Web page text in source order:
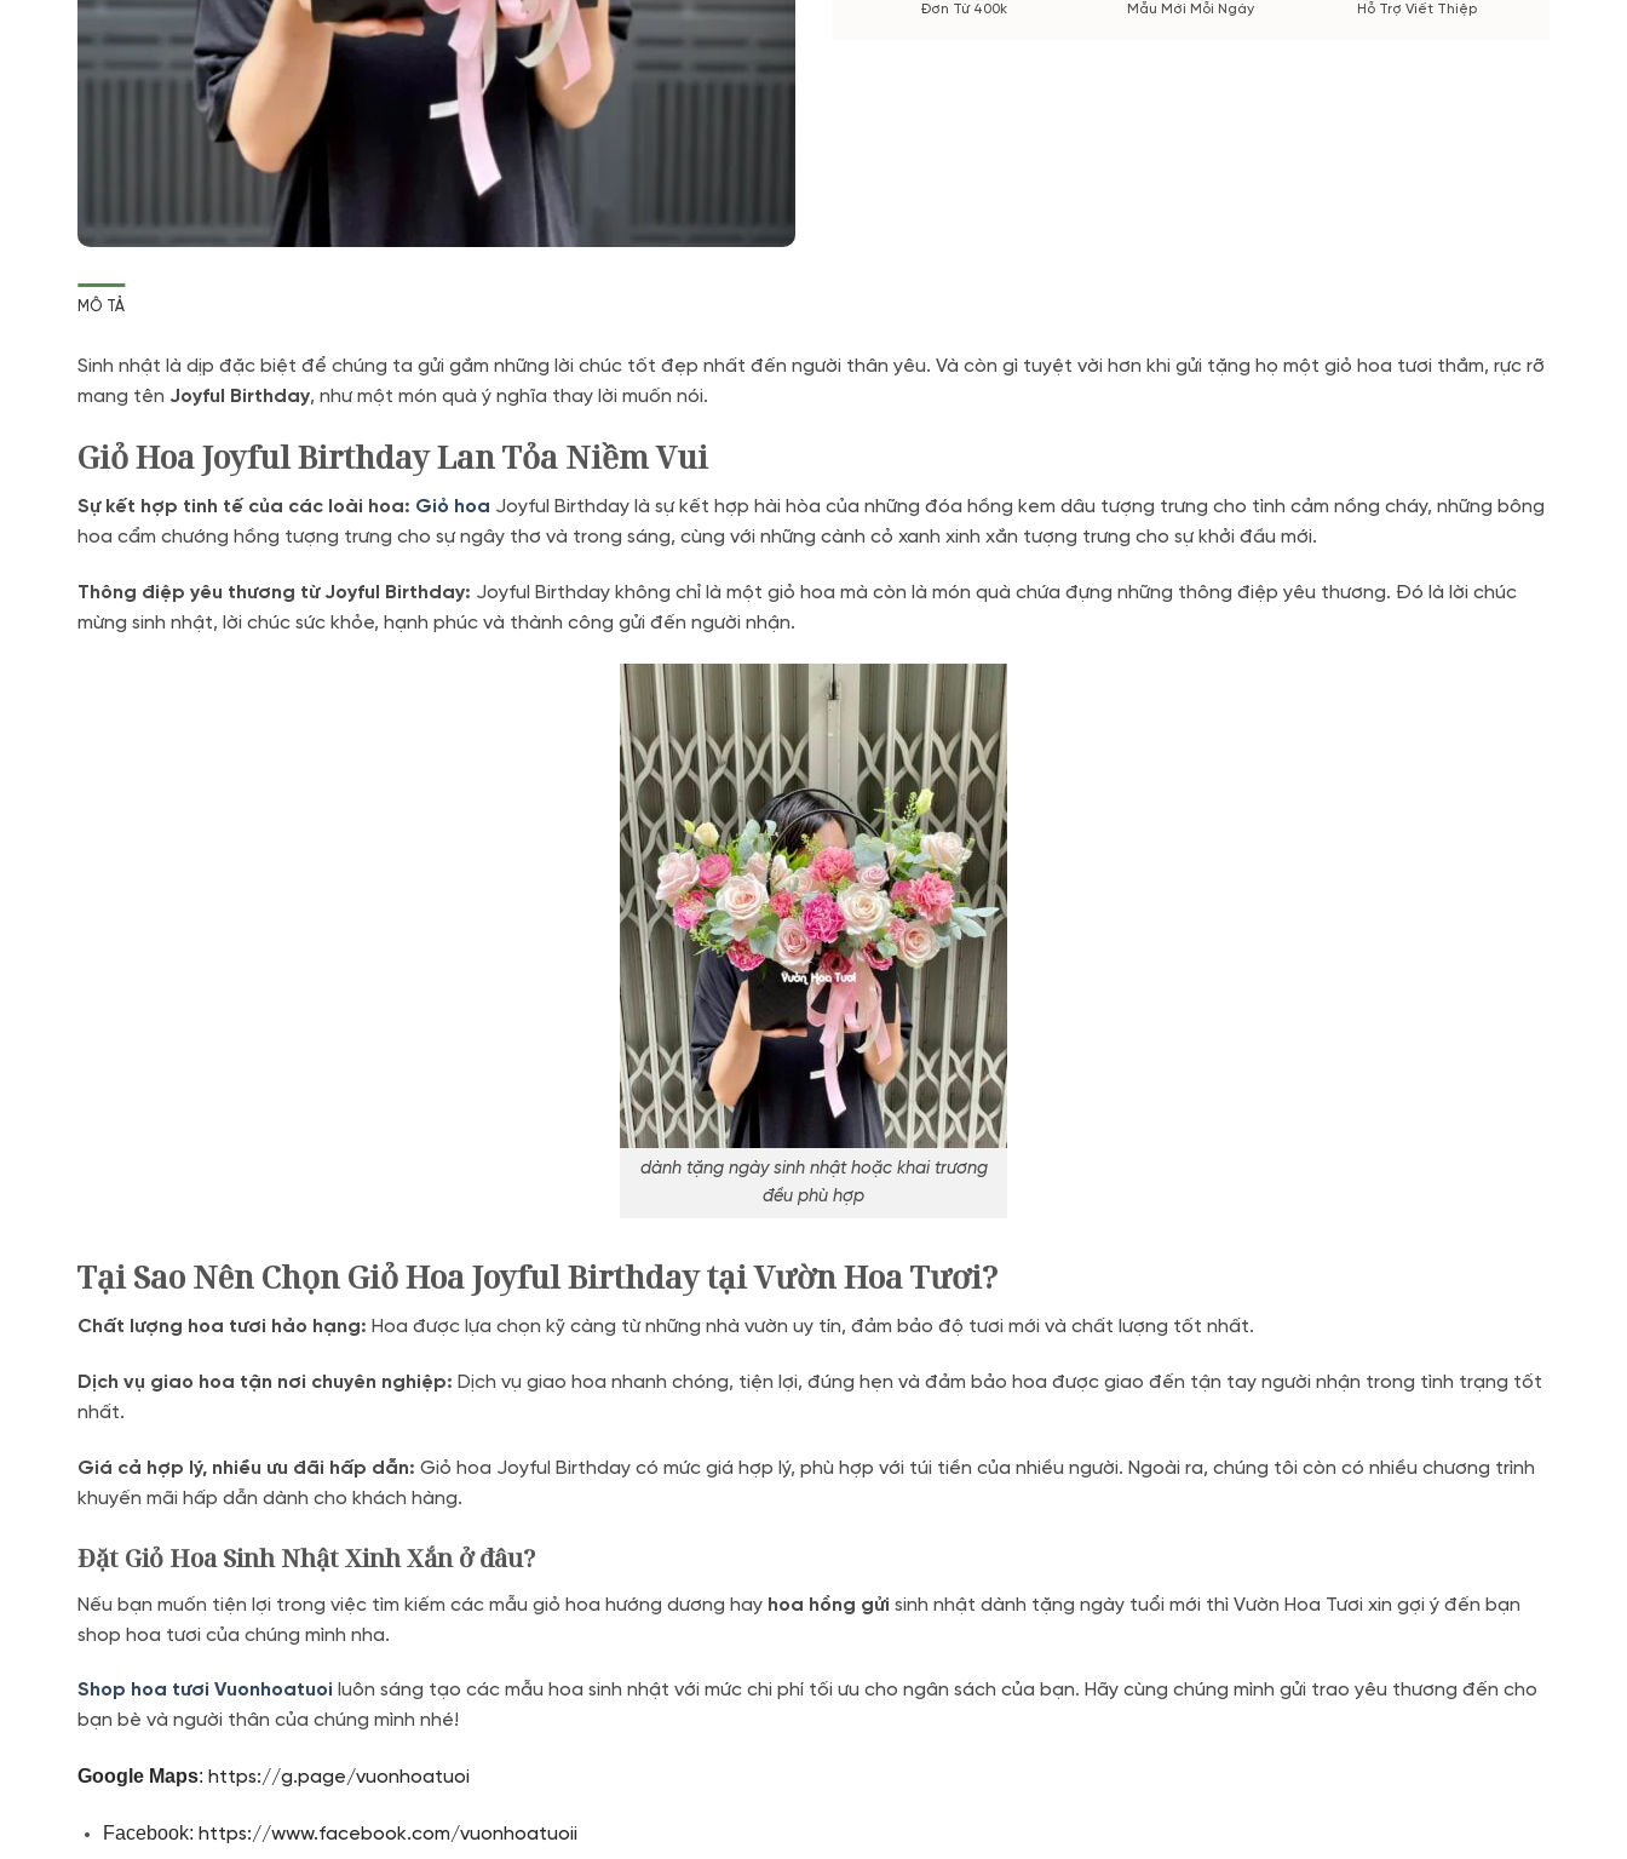
Đơn Từ 400k
Mẫu Mới Mỗi Ngày
Hỗ Trợ Viết Thiệp
MÔ TẢ
Sinh nhật là dịp đặc biệt để chúng ta gửi gắm những lời chúc tốt đẹp nhất đến người thân yêu. Và còn gì tuyệt vời hơn khi gửi tặng họ một giỏ hoa tươi thắm, rực rỡ
mang tên Joyful Birthday, như một món quà ý nghĩa thay lời muốn nói.
Giỏ Hoa Joyful Birthday Lan Tỏa Niềm Vui
Sự kết hợp tinh tế của các loài hoa: Giỏ hoa Joyful Birthday là sự kết hợp hài hòa của những đóa hồng kem dâu tượng trưng cho tình cảm nồng cháy, những bông
hoa cẩm chướng hồng tượng trưng cho sự ngây thơ và trong sáng, cùng với những cành cỏ xanh xinh xắn tượng trưng cho sự khởi đầu mới.
Thông điệp yêu thương từ Joyful Birthday: Joyful Birthday không chỉ là một giỏ hoa mà còn là món quà chứa đựng những thông điệp yêu thương. Đó là lời chúc
mừng sinh nhật, lời chúc sức khỏe, hạnh phúc và thành công gửi đến người nhận.
dành tặng ngày sinh nhật hoặc khai trương
đều phù hợp
Tại Sao Nên Chọn Giỏ Hoa Joyful Birthday tại Vườn Hoa Tươi?
Chất lượng hoa tươi hảo hạng: Hoa được lựa chọn kỹ càng từ những nhà vườn uy tín, đảm bảo độ tươi mới và chất lượng tốt nhất.
Dịch vụ giao hoa tận nơi chuyên nghiệp: Dịch vụ giao hoa nhanh chóng, tiện lợi, đúng hẹn và đảm bảo hoa được giao đến tận tay người nhận trong tình trạng tốt
nhất.
Giá cả hợp lý, nhiều ưu đãi hấp dẫn: Giỏ hoa Joyful Birthday có mức giá hợp lý, phù hợp với túi tiền của nhiều người. Ngoài ra, chúng tôi còn có nhiều chương trình
khuyến mãi hấp dẫn dành cho khách hàng.
Đặt Giỏ Hoa Sinh Nhật Xinh Xắn ở đâu?
Nếu bạn muốn tiện lợi trong việc tìm kiếm các mẫu giỏ hoa hướng dương hay hoa hồng gửi sinh nhật dành tặng ngày tuổi mới thì Vườn Hoa Tươi xin gợi ý đến bạn
shop hoa tươi của chúng mình nha.
Shop hoa tươi Vuonhoatuoi luôn sáng tạo các mẫu hoa sinh nhật với mức chi phí tối ưu cho ngân sách của bạn. Hãy cùng chúng mình gửi trao yêu thương đến cho
bạn bè và người thân của chúng mình nhé!
Google Maps: https://g.page/vuonhoatuoi
Facebook: https://www.facebook.com/vuonhoatuoii